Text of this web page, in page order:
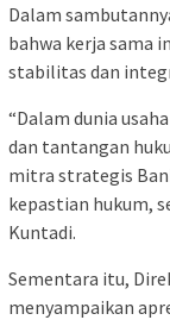
Dalam
bahwa kerja sama
stabilitas dan
“Dalam dunia
dan tantangan
mitra strategis
kepastian hukum,
Kuntadi.
Sementara itu,
menyampaikan